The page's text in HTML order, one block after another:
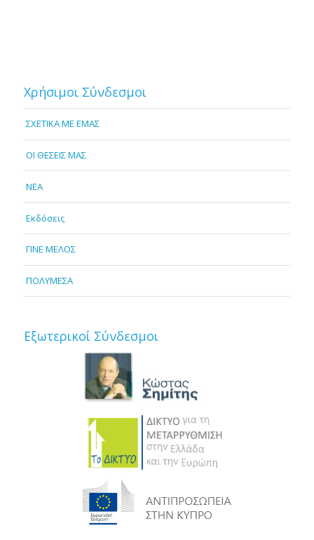
Χρήσιμοι Σύνδεσμοι
ΣΧΕΤΙΚΑ ΜΕ ΕΜΑΣ
OI ΘΕΣΕΙΣ ΜΑΣ
NEA
Εκδόσεις
ΓΙΝΕ ΜΕΛΟΣ
ΠΟΛΥΜΕΣΑ
Εξωτερικοί Σύνδεσμοι